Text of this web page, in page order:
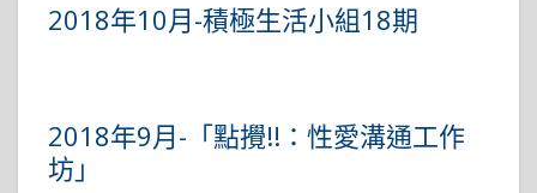
2018年10月-積極生活小組18期
2018年9月-「點攪!!：性愛溝通工作
坊」